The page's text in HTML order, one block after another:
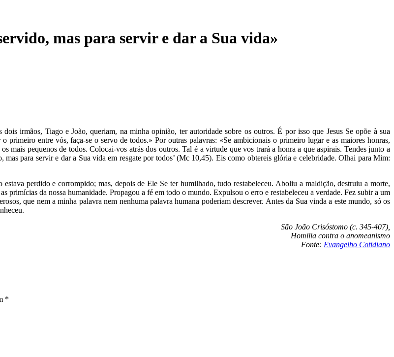
mas para servir e dar a Sua vida»
irmãos, Tiago e João, queriam, na minha opinião, ter autoridade sobre os outros. É por isso que Jesus Se opõe à sua
primeiro entre vós, faça-se o servo de todos.» Por outras palavras: «Se ambicionais o primeiro lugar e as maiores honras,
mais pequenos de todos. Colocai-vos atrás dos outros. Tal é a virtude que vos trará a honra a que aspirais. Tendes junto a
para servir e dar a Sua vida em resgate por todos’ (Mc 10,45). Eis como obtereis glória e celebridade. Olhai para Mim:
perdido e corrompido; mas, depois de Ele Se ter humilhado, tudo restabeleceu. Aboliu a maldição, destruiu a morte,
primícias da nossa humanidade. Propagou a fé em todo o mundo. Expulsou o erro e restabeleceu a verdade. Fez subir a um
que nem a minha palavra nem nenhuma palavra humana poderiam descrever. Antes da Sua vinda a este mundo, só os
São João Crisóstomo (c. 345-407),
Homilia contra o anomeanismo
Fonte: Evangelho Cotidiano
*